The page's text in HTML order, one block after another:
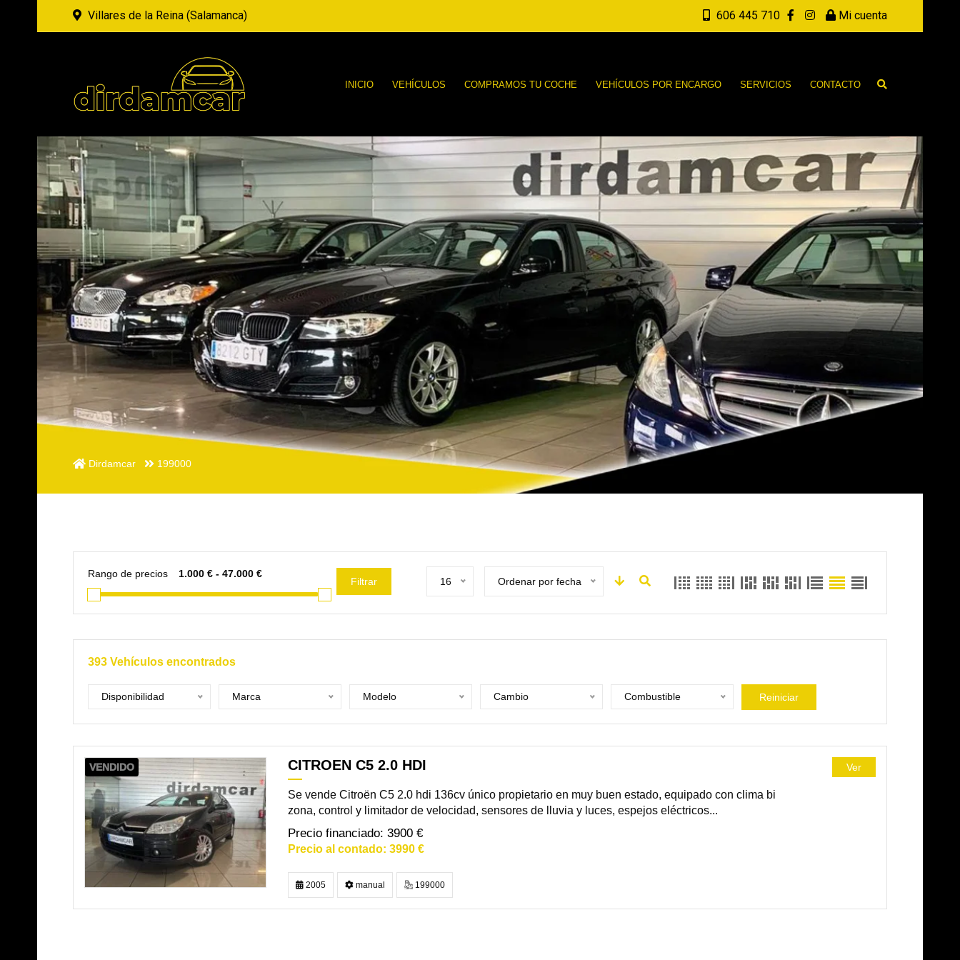
Villares de la Reina (Salamanca) 606 445 710 Mi cuenta
INICIO VEHÍCULOS COMPRAMOS TU COCHE VEHÍCULOS POR ENCARGO SERVICIOS CONTACTO
Dirdamcar 199000
Rango de precios
Filtrar 16 Ordenar por fecha
393 Vehículos encontrados
Disponibilidad Marca Modelo Cambio Combustible Reiniciar
VENDIDO CITROEN C5 2.0 HDI
Se vende Citroën C5 2.0 hdi 136cv único propietario en muy buen estado, equipado con clima bi
zona, control y limitador de velocidad, sensores de lluvia y luces, espejos eléctricos...
3900 €
3990 €
Ver
2005 manual 199000